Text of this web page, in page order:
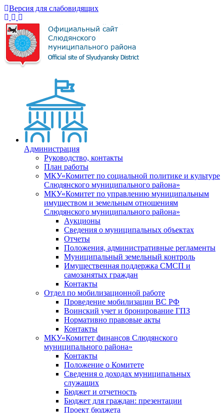
Версия для слабовидящих
Администрация
Руководство, контакты
План работы
МКУ«Комитет по социальной политике и культуре
Слюдянского муниципального района»
МКУ«Комитет по управлению муниципальным
имуществом и земельным отношениям
Слюдянского муниципального района»
Аукционы
Сведения о муниципальных объектах
Отчеты
Положения, административные регламенты
Муниципальный земельный контроль
Имущественная поддержка СМСП и
самозанятых граждан
Контакты
Отдел по мобилизационной работе
Проведение мобилизации ВС РФ
Воинский учет и бронирование ГПЗ
Нормативно правовые акты
Контакты
МКУ«Комитет финансов Слюдянского
муниципального района»
Контакты
Положение о Комитете
Сведения о доходах муниципальных
служащих
Бюджет и отчетность
Бюджет для граждан: презентации
Проект бюджета